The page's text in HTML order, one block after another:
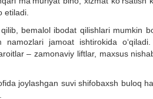
etiladi.
bemalol ibodat qilishlari mumkin
jamoat ishtirokida
– zamonaviy liftlar, maxsus
joylashgan suvi shifobaxsh buloq